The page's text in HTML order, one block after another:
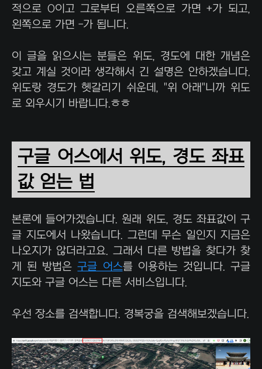
적으로 0이고 그로부터 오른쪽으로 가면 +가 되고,
왼쪽으로 가면 -가 됩니다.
이 글을 읽으시는 분들은 위도, 경도에 대한 개념은
갖고 계실 것이라 생각해서 긴 설명은 안하겠습니다.
위도랑 경도가 헷갈리기 쉬운데, "위 아래"니까 위도
로 외우시기 바랍니다.ㅎㅎ
구글 어스에서 위도, 경도 좌표
값 얻는 법
본론에 들어가겠습니다. 원래 위도, 경도 좌표값이 구
글 지도에서 나왔습니다. 그런데 무슨 일인지 지금은
나오지가 않더라고요. 그래서 다른 방법을 찾다가 찾
게 된 방법은구글 어스를 이용하는 것입니다. 구글
지도와 구글 어스는 다른 서비스입니다.
우선 장소를 검색합니다. 경복궁을 검색해보겠습니다.